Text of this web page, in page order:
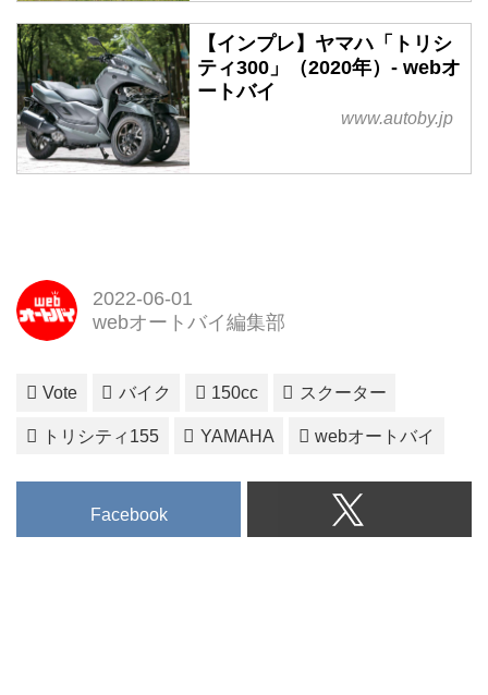
【インプレ】ヤマハ「トリシ
ティ300」（2020年）- webオ
ートバイ
www.autoby.jp
2022-06-01
webオートバイ編集部
Vote バイク 150cc スクーター
トリシティ155 YAMAHA webオートバイ
Facebook